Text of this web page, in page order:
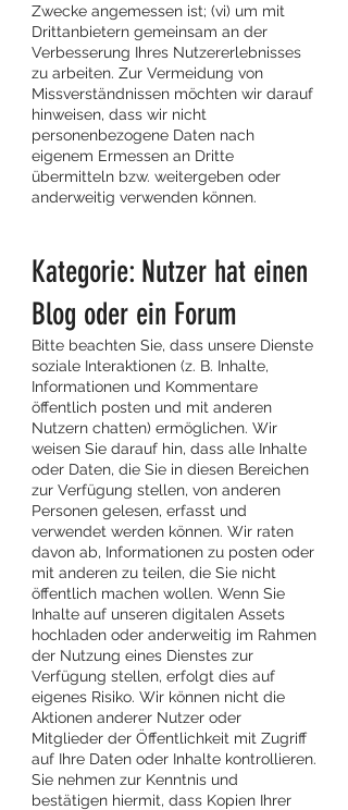
Zwecke angemessen ist; (vi) um mit
Drittanbietern gemeinsam an der
Verbesserung Ihres Nutzererlebnisses
zu arbeiten. Zur Vermeidung von
Missverständnissen möchten wir darauf
hinweisen, dass wir nicht
personenbezogene Daten nach
eigenem Ermessen an Dritte
übermitteln bzw. weitergeben oder
anderweitig verwenden können.
Kategorie: Nutzer hat einen
Blog oder ein Forum
Bitte beachten Sie, dass unsere Dienste
soziale Interaktionen (z. B. Inhalte,
Informationen und Kommentare
öffentlich posten und mit anderen
Nutzern chatten) ermöglichen. Wir
weisen Sie darauf hin, dass alle Inhalte
oder Daten, die Sie in diesen Bereichen
zur Verfügung stellen, von anderen
Personen gelesen, erfasst und
verwendet werden können. Wir raten
davon ab, Informationen zu posten oder
mit anderen zu teilen, die Sie nicht
öffentlich machen wollen. Wenn Sie
Inhalte auf unseren digitalen Assets
hochladen oder anderweitig im Rahmen
der Nutzung eines Dienstes zur
Verfügung stellen, erfolgt dies auf
eigenes Risiko. Wir können nicht die
Aktionen anderer Nutzer oder
Mitglieder der Öffentlichkeit mit Zugriff
auf Ihre Daten oder Inhalte kontrollieren.
Sie nehmen zur Kenntnis und
bestätigen hiermit, dass Kopien Ihrer